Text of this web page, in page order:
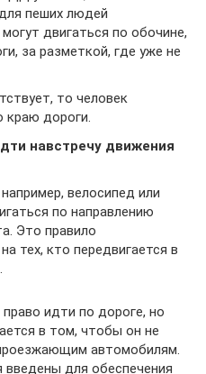
пеших людей
двигаться по обочине,
за разметкой, где уже не
то человек
краю дороги.
навстречу движения
велосипед или
по направлению
Это правило
тех, кто передвигается в
идти по дороге, но
в том, чтобы он не
автомобилям.
для обеспечения